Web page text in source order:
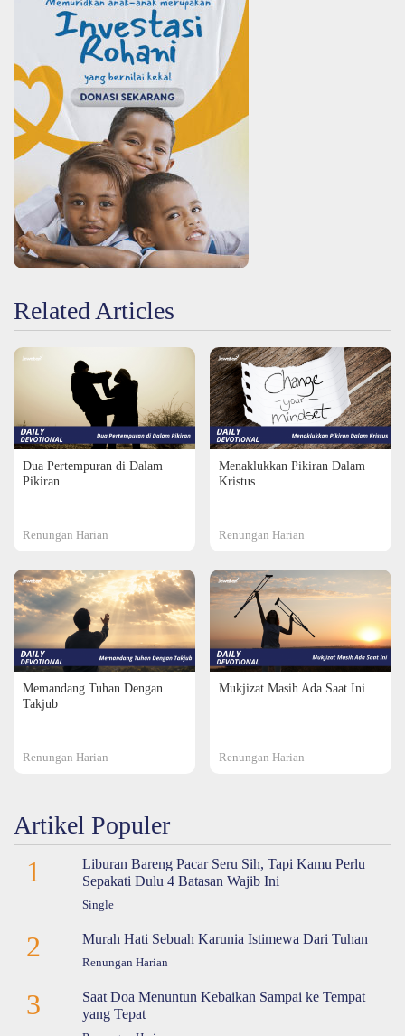
Related Articles
Dua Pertempuran di Dalam
Pikiran
Renungan Harian
Menaklukkan Pikiran Dalam
Kristus
Renungan Harian
Memandang Tuhan Dengan
Takjub
Renungan Harian
Mukjizat Masih Ada Saat Ini
Renungan Harian
Artikel Populer
1
Liburan Bareng Pacar Seru Sih, Tapi Kamu Perlu
Sepakati Dulu 4 Batasan Wajib Ini
Single
2 Murah Hati Sebuah Karunia Istimewa Dari Tuhan
Renungan Harian
3
Saat Doa Menuntun Kebaikan Sampai ke Tempat
yang Tepat